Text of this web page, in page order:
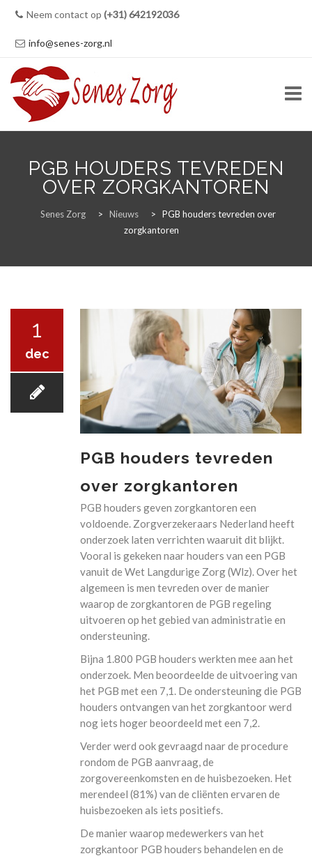
Neem contact op (+31) 642192036
info@senes-zorg.nl
content
HOME
ZORG
24-UURS ZORG
PGB HOUDERS TEVREDEN
OVER ZORGKANTOREN
Senes Zorg > Nieuws >
PGB houders tevreden over
zorgkantoren
1
dec
PGB houders tevreden
over zorgkantoren
PGB houders geven zorgkantoren een
voldoende. Zorgverzekeraars Nederland heeft
onderzoek laten verrichten waaruit dit blijkt.
Vooral is gekeken naar houders van een PGB
vanuit de Wet Langdurige Zorg (Wlz). Over het
algemeen is men tevreden over de manier
waarop de zorgkantoren de PGB regeling
uitvoeren op het gebied van administratie en
ondersteuning.
Bijna 1.800 PGB houders werkten mee aan het
onderzoek. Men beoordeelde de uitvoering van
het PGB met een 7,1. De ondersteuning die PGB
houders ontvangen van het zorgkantoor werd
nog iets hoger beoordeeld met een 7,2.
Verder werd ook gevraagd naar de procedure
rondom de PGB aanvraag, de
zorgovereenkomsten en de huisbezoeken. Het
merendeel (81%) van de cliënten ervaren de
huisbezoeken als iets positiefs.
De manier waarop medewerkers van het
zorgkantoor PGB houders behandelen en de